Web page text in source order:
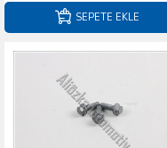
SEPETE EKLE